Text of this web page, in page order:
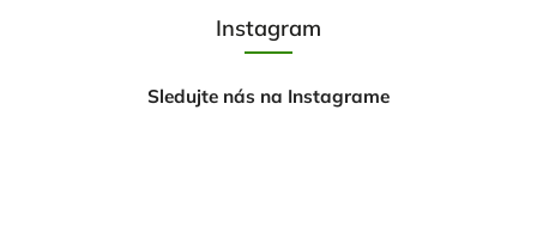
Instagram
Sledujte nás na Instagrame